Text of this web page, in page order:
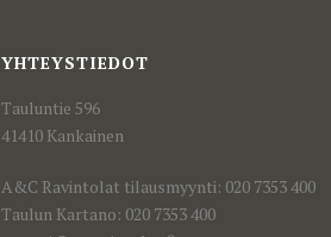
YHTEYSTIEDOT
Tauluntie 596
41410 Kankainen
A&C Ravintolat tilausmyynti: 020 7353 400
Taulun Kartano: 020 7353 400